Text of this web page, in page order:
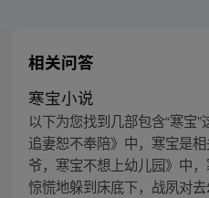
相关问答
寒宝小说
以下为您找到几部包含“寒宝
追妻恕不奉陪》中，寒宝是
爷，寒宝不想上幼儿园》中
惊慌地躲到床底下，战夙对